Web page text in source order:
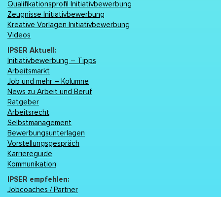
Qualifikationsprofil Initiativbewerbung
Zeugnisse Initiativbewerbung
Kreative Vorlagen Initiativbewerbung
Videos
IPSER Aktuell:
Initiativbewerbung – Tipps
Arbeitsmarkt
Job und mehr – Kolumne
News zu Arbeit und Beruf
Ratgeber
Arbeitsrecht
Selbstmanagement
Bewerbungsunterlagen
Vorstellungsgespräch
Karriereguide
Kommunikation
IPSER empfehlen:
Jobcoaches / Partner